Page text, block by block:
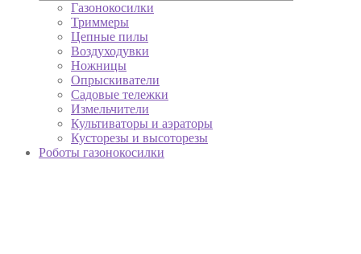
Газонокосилки
Триммеры
Цепные пилы
Воздуходувки
Ножницы
Опрыскиватели
Садовые тележки
Измельчители
Культиваторы и аэраторы
Кусторезы и высоторезы
Роботы газонокосилки